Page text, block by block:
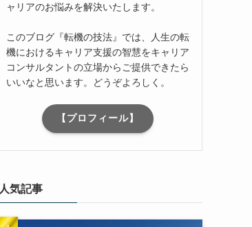
ャリアのお悩みを解決いたします。
このブログ『転機の技法』では、人生の転
機におけるキャリア支援の智慧をキャリア
コンサルタントの立場からご提供できたら
いいなと思います。どうぞよろしく。
【プロフィール】
人気記事